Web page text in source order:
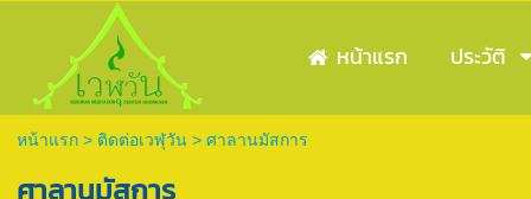
หน้าแรก ประวัติ
หน้าแรก > ติดต่อเวฬุวัน> ศาลานมัสการ
ศาลานมัสการ